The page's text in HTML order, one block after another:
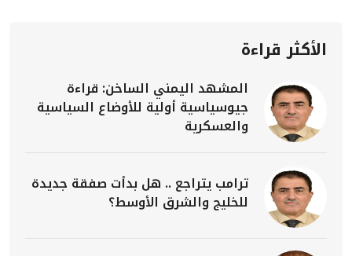
الأكثر قراءة
المشهد اليمني الساخن: قراءة
جيوسياسية أولية للأوضاع السياسية
والعسكرية
ترامب يتراجع .. هل بدأت صفقة جديدة
للخليج والشرق الأوسط؟